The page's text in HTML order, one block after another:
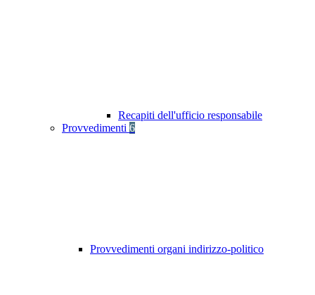
Recapiti dell'ufficio responsabile
Provvedimenti 6
Provvedimenti organi indirizzo-politico